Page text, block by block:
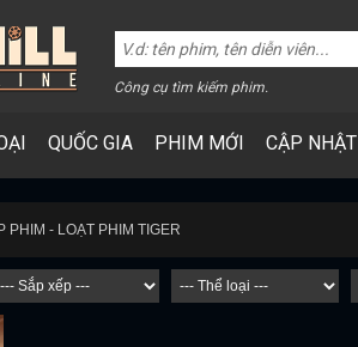
Công cụ tìm kiếm phim.
QUỐC GIA PHIM MỚI CẬP NHẬT
PHIM - LOẠT PHIM TIGER